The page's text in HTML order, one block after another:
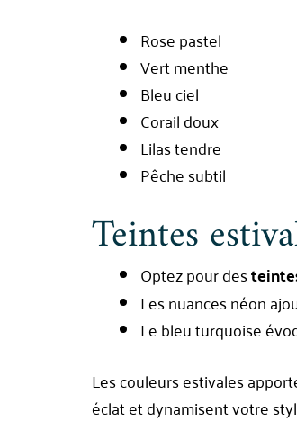
Rose pastel
Vert menthe
Bleu ciel
Corail doux
Lilas tendre
Pêche subtil
Teintes
Optez pour des
Les nuances néon
Le bleu turquoise
Les couleurs estivales
éclat et dynamisent votre